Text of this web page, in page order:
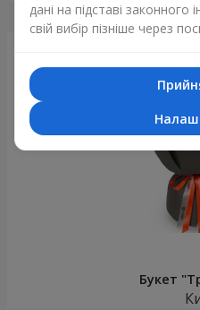
Букет
дані на підставі
свій вибір пізніше через